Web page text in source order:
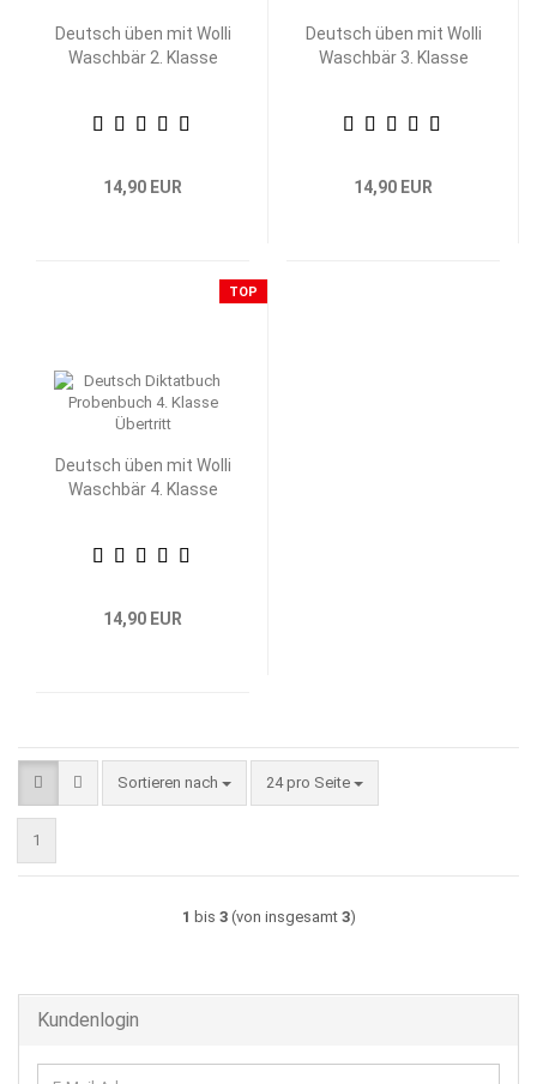
Deutsch üben mit Wolli
Waschbär 2. Klasse
14,90 EUR
Deutsch üben mit Wolli
Waschbär 3. Klasse
14,90 EUR
TOP
Deutsch üben mit Wolli
Waschbär 4. Klasse
14,90 EUR
Sortieren nach
Sortieren nach 24 pro Seite
pro Seite
1
1 bis 3(von insgesamt 3)
Kundenlogin